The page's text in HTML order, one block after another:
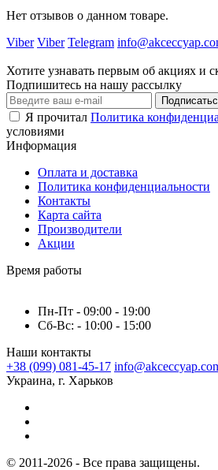
Нет отзывов о данном товаре.
Viber Viber Telegram
Хотите узнавать первым об акциях и
Подпишитесь на нашу рассылку
Я прочитал Политика
условиями
Информация
Оплата и доставка
Политика конфиденциальности
Контакты
Карта сайта
Производители
Акции
Время работы
Пн-Пт - 09:00 - 19:00
Сб-Вс: - 10:00 - 15:00
Наши контакты
+38 (099) 081-45-17
Украина, г. Харьков
© 2011-2026 - Все права защищены.